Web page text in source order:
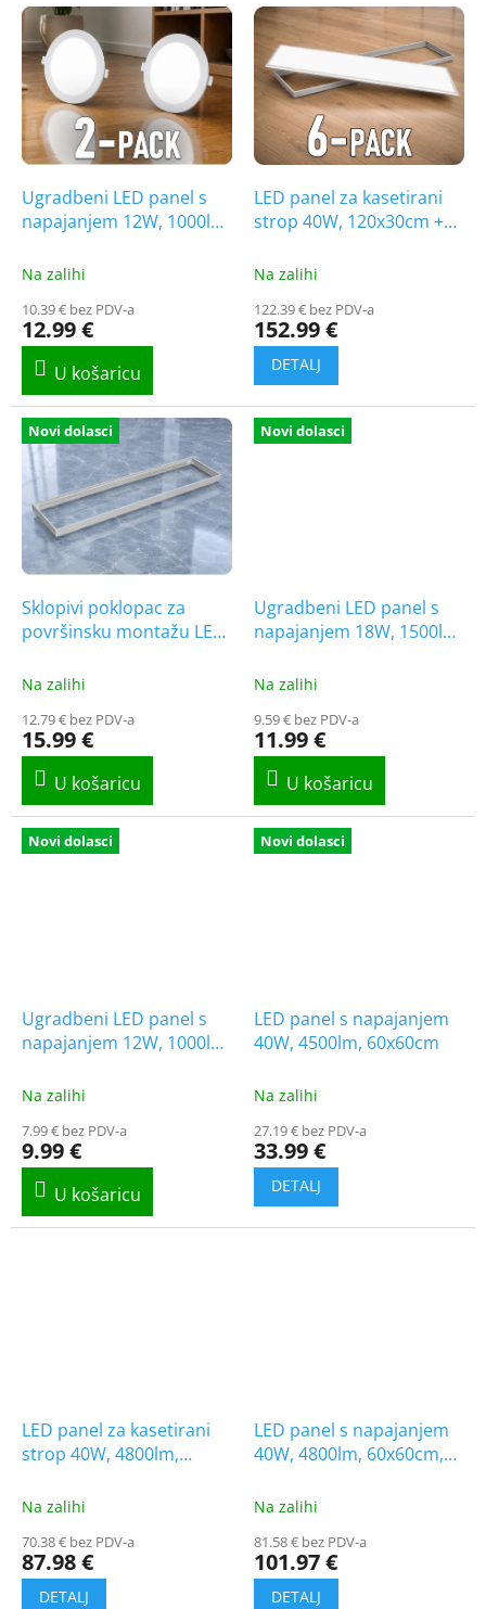
o
no
p
Ugradbeni LED panel s
napajanjem 12W, 1000lm,
[SLI043007CCT_PW]
Na zalihi
10.39 € bez PDV-a
12.99 €
LED panel za kasetirani
strop 40W, 120x30cm +
pričvršćivanje/6-PACK!
Na zalihi
122.39 € bez PDV-a
152.99 €
Novi dolasci
Sklopivi poklopac za
površinsku montažu LED
strop/zid [ACC+035098]
Na zalihi
12.79 € bez PDV-a
15.99 €
Novi dolasci
Ugradbeni LED panel s
napajanjem 18W, 1500lm,
[SLI043008CCT_PW]
Na zalihi
9.59 € bez PDV-a
11.99 €
Novi dolasci
Ugradbeni LED panel s
napajanjem 12W, 1000lm,
[SLI043007CCT_PW]
Na zalihi
7.99 € bez PDV-a
9.99 €
Novi dolasci
LED panel s napajanjem
40W, 4500lm, 60x60cm
Na zalihi
27.19 € bez PDV-a
33.99 €
LED panel za kasetirani
strop 40W, 4800lm,
gratis!
Na zalihi
70.38 € bez PDV-a
87.98 €
LED panel s napajanjem
40W, 4800lm, 60x60cm,
Na zalihi
81.58 € bez PDV-a
101.97 €